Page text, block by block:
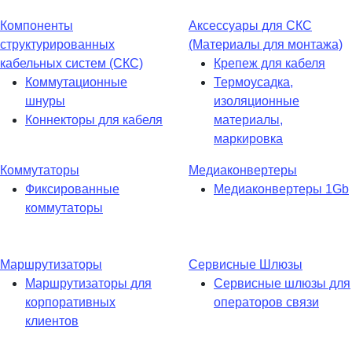
Компоненты
структурированных
кабельных систем (СКС)
Коммутационные
шнуры
Коннекторы для кабеля
Аксессуары для СКС
(Материалы для монтажа)
Крепеж для кабеля
Термоусадка,
изоляционные
материалы,
маркировка
Коммутаторы
Фиксированные
коммутаторы
Медиаконвертеры
Медиаконвертеры 1Gb
Маршрутизаторы
Маршрутизаторы для
корпоративных
клиентов
Сервисные Шлюзы
Сервисные шлюзы для
операторов связи